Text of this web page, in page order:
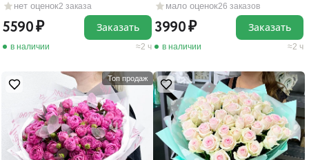
нет оценок2 заказа
5590
в наличии 2 ч
Заказать
мало оценок26 заказов
3990
в наличии 2 ч
Заказать
Топ продаж